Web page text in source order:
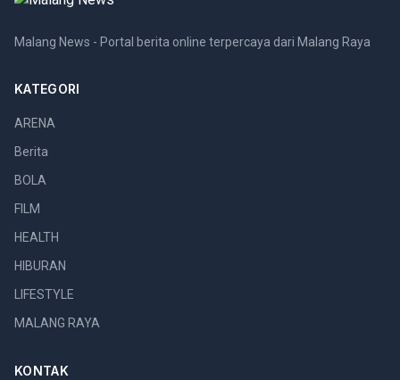
Malang News - Portal berita online terpercaya dari Malang Raya
KATEGORI
ARENA
Berita
BOLA
FILM
HEALTH
HIBURAN
LIFESTYLE
MALANG RAYA
KONTAK